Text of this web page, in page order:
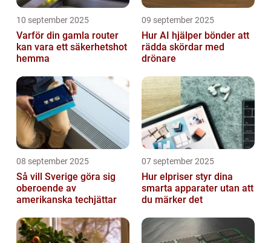
10 september 2025
Varför din gamla router
kan vara ett säkerhetshot
hemma
09 september 2025
Hur AI hjälper bönder att
rädda skördar med
drönare
08 september 2025
Så vill Sverige göra sig
oberoende av
amerikanska techjättar
07 september 2025
Hur elpriser styr dina
smarta apparater utan att
du märker det